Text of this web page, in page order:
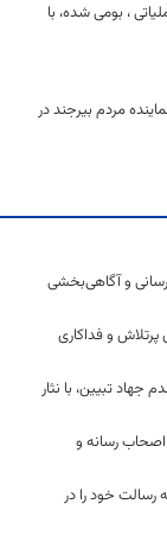
، بومی شده، با
نماینده مردم بیرجند در
و آگاهی‌بخشی
پرتلاش و فداکاری
تبیین، با نثار
اصحاب رسانه و
خود را در